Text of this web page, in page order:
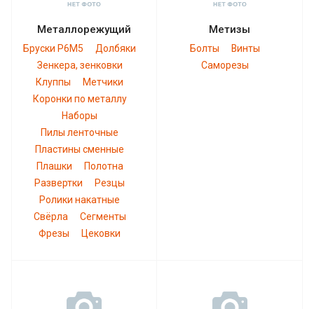
Металлорежущий
Бруски Р6М5
Долбяки
Зенкера, зенковки
Клуппы
Метчики
Коронки по металлу
Наборы
Пилы ленточные
Пластины сменные
Плашки
Полотна
Развертки
Резцы
Ролики накатные
Свёрла
Сегменты
Фрезы
Цековки
Метизы
Болты
Винты
Саморезы